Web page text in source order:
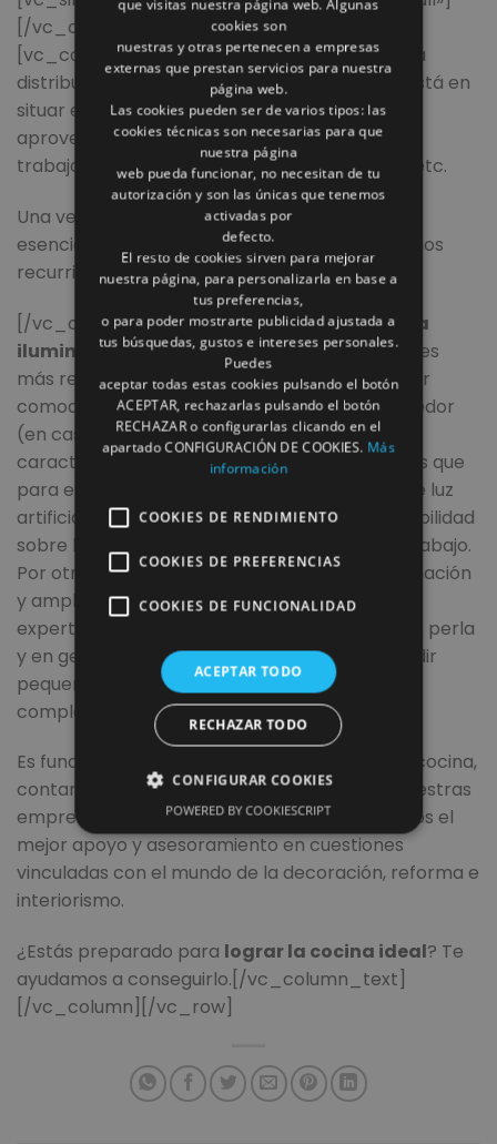
[/vc_column][vc_column width=»1/2″]
[vc_column_text]Cocina con isla:Al elegir la
distribución de este tipo de cocinas, la clave está en
situar el resto del mobiliario en paralelo,
aprovechando bien la isla como superficie de
trabajo, almacenamiento, mesa para comer, etc.
Una vez hayamos decidido la base, la cual es
esencial para una buena funcionalidad, podemos
recurrir a otros trucos.
[/vc_column_text][/vc_column][/vc_row]
La
iluminación, por ejemplo, es uno de los detalles
más relevantes para la cocina. Para una mayor
comodidad se aconseja situar la zona de comedor
(en caso de que la cocina sea de estas
características) cerca de la ventana, mientras que
para el resto del espacio bastará con focos de luz
artificiales. Es importante tener una buena visibilidad
sobre la encimera y en toda la superficie de trabajo.
Por otro lado, lostonos suavesaportan iluminación
y amplían visualmente la estancia. Por ello los
expertos aconsejan optar por el blanco, el gris perla
y en general, los colores pastel. Podemos añadir
pequeños toques más llamativos mediante los
complementos (cuadros, flores, baldas, etc.).
Es fundamental, a la hora de renovar nuestra cocina,
contar con ayuda profesionales. Junto con nuestras
empresas colaboradoras,os proporcionaremos el
mejor apoyo y asesoramiento en cuestiones
vinculadas con el mundo de la decoración, reforma e
interiorismo.
¿Estás preparado para lograr la cocina ideal? Te
ayudamos a conseguirlo.[/vc_column_text]
[/vc_column][/vc_row]
que visitas nuestra página web. Algunas
cookies son
nuestras y otras pertenecen a empresas
externas que prestan servicios para nuestra
página web.
Las cookies pueden ser de varios tipos: las
cookies técnicas son necesarias para que
nuestra página
web pueda funcionar, no necesitan de tu
autorización y son las únicas que tenemos
activadas por
defecto.
El resto de cookies sirven para mejorar
nuestra página, para personalizarla en base a
tus preferencias,
o para poder mostrarte publicidad ajustada a
tus búsquedas, gustos e intereses personales.
Puedes
aceptar todas estas cookies pulsando el botón
ACEPTAR, rechazarlas pulsando el botón
RECHAZAR o configurarlas clicando en el
apartado CONFIGURACIÓN DE COOKIES. Más
información
COOKIES DE RENDIMIENTO
COOKIES DE PREFERENCIAS
COOKIES DE FUNCIONALIDAD
ACEPTAR TODO
RECHAZAR TODO
CONFIGURAR COOKIES
POWERED BY COOKIESCRIPT